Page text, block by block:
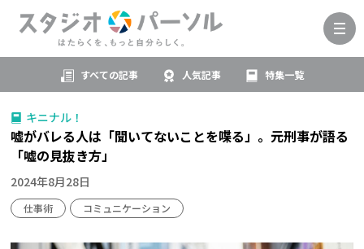
すべての記事 人気記事 特集一覧
キニナル！
嘘がバレる人は「聞いてないことを喋る」。元刑事が語る
「嘘の見抜き方」
2024年8月28日
仕事術 コミュニケーション